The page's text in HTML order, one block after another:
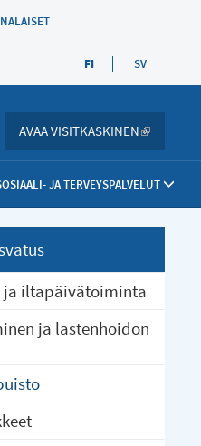
FI SV
AVAA VISITKASKINEN(LINK IS
JA TERVEYSPALVELUT
ja iltapäivätoiminta
ja lastenhoidon